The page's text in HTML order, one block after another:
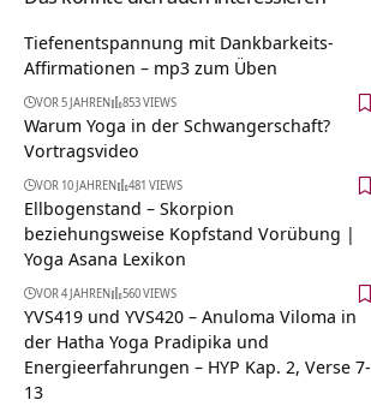
Tiefenentspannung mit Dankbarkeits-
Affirmationen – mp3 zum Üben
VOR 5 JAHREN 853 VIEWS
Warum Yoga in der Schwangerschaft?
Vortragsvideo
VOR 10 JAHREN 481 VIEWS
Ellbogenstand – Skorpion
beziehungsweise Kopfstand Vorübung |
Yoga Asana Lexikon
VOR 4 JAHREN 560 VIEWS
YVS419 und YVS420 – Anuloma Viloma in
der Hatha Yoga Pradipika und
Energieerfahrungen – HYP Kap. 2, Verse 7-
13